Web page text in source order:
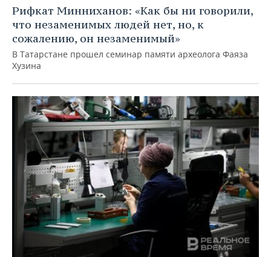
Рифкат Минниханов: «Как бы ни говорили,
что незаменимых людей нет, но, к
сожалению, он незаменимый»
В Татарстане прошел семинар памяти археолога Фаяза
Хузина